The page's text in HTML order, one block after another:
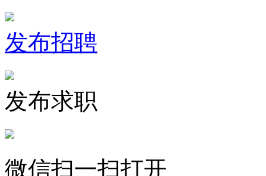
发布招聘
发布求职
微信扫一扫打开